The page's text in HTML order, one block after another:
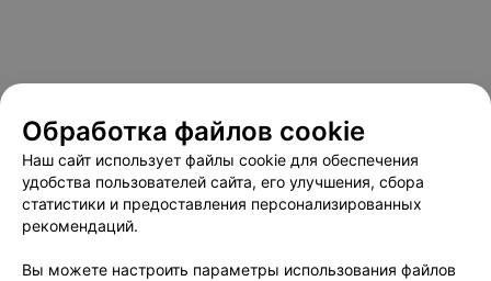
Обработка файлов cookie
Наш сайт использует файлы cookie для обеспечения
удобства пользователей сайта, его улучшения, сбора
статистики и предоставления персонализированных
рекомендаций.
Вы можете настроить параметры использования файлов